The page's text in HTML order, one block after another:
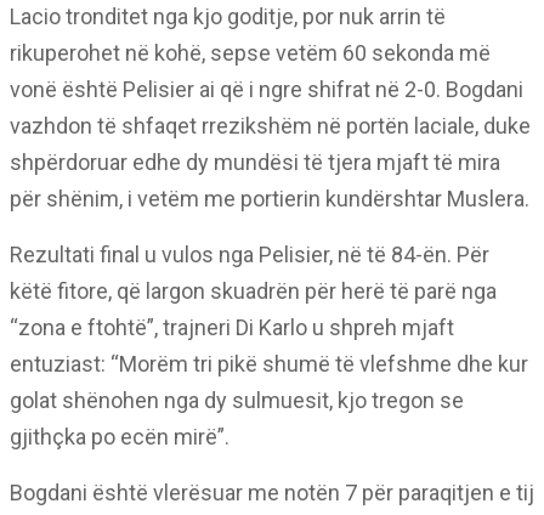
Lacio tronditet nga kjo goditje, por nuk arrin të
rikuperohet në kohë, sepse vetëm 60 sekonda më
vonë është Pelisier ai që i ngre shifrat në 2-0. Bogdani
vazhdon të shfaqet rrezikshëm në portën laciale, duke
shpërdoruar edhe dy mundësi të tjera mjaft të mira
për shënim, i vetëm me portierin kundërshtar Muslera.
Rezultati final u vulos nga Pelisier, në të 84-ën. Për
këtë fitore, që largon skuadrën për herë të parë nga
“zona e ftohtë”, trajneri Di Karlo u shpreh mjaft
entuziast: “Morëm tri pikë shumë të vlefshme dhe kur
golat shënohen nga dy sulmuesit, kjo tregon se
gjithçka po ecën mirë”.
Bogdani është vlerësuar me notën 7 për paraqitjen e tij